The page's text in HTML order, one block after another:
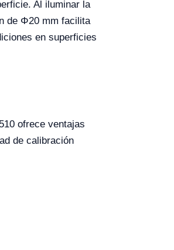
Al iluminar la
de Φ20 mm facilita
en superficies
ofrece ventajas
de calibración